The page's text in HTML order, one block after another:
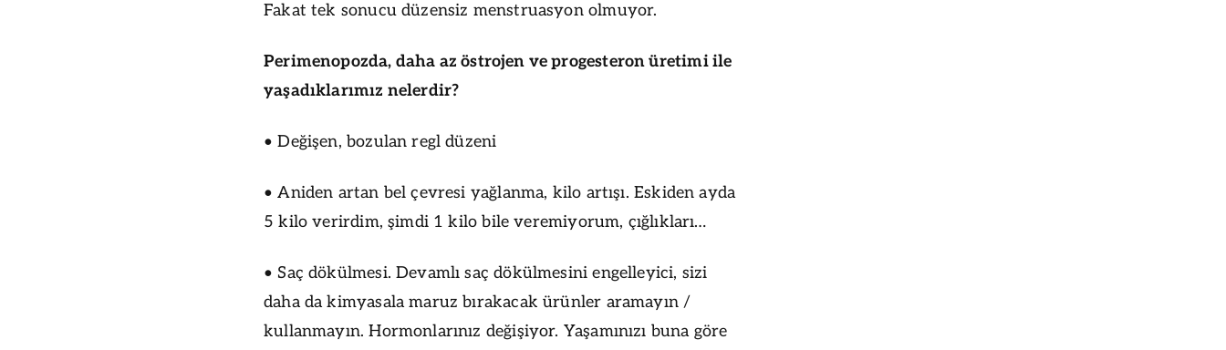
Fakat tek sonucu düzensiz menstruasyon olmuyor.
Perimenopozda, daha azöstrojen ve progesteron üretimi ile
yaşadıklarımız nelerdir?
• Değişen, bozulan regl düzeni
• Aniden artan bel çevresi yağlanma, kilo artışı. Eskiden ayda
5 kilo verirdim, şimdi 1 kilo bile veremiyorum, çığlıkları…
• Saç dökülmesi. Devamlı saç dökülmesini engelleyici, sizi
daha da kimyasala maruz bırakacak ürünler aramayın /
kullanmayın. Hormonlarınız değişiyor. Yaşamınızı buna göre